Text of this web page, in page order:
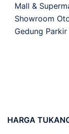
Mall &
Showroom
Gedung Parkir
HARGA